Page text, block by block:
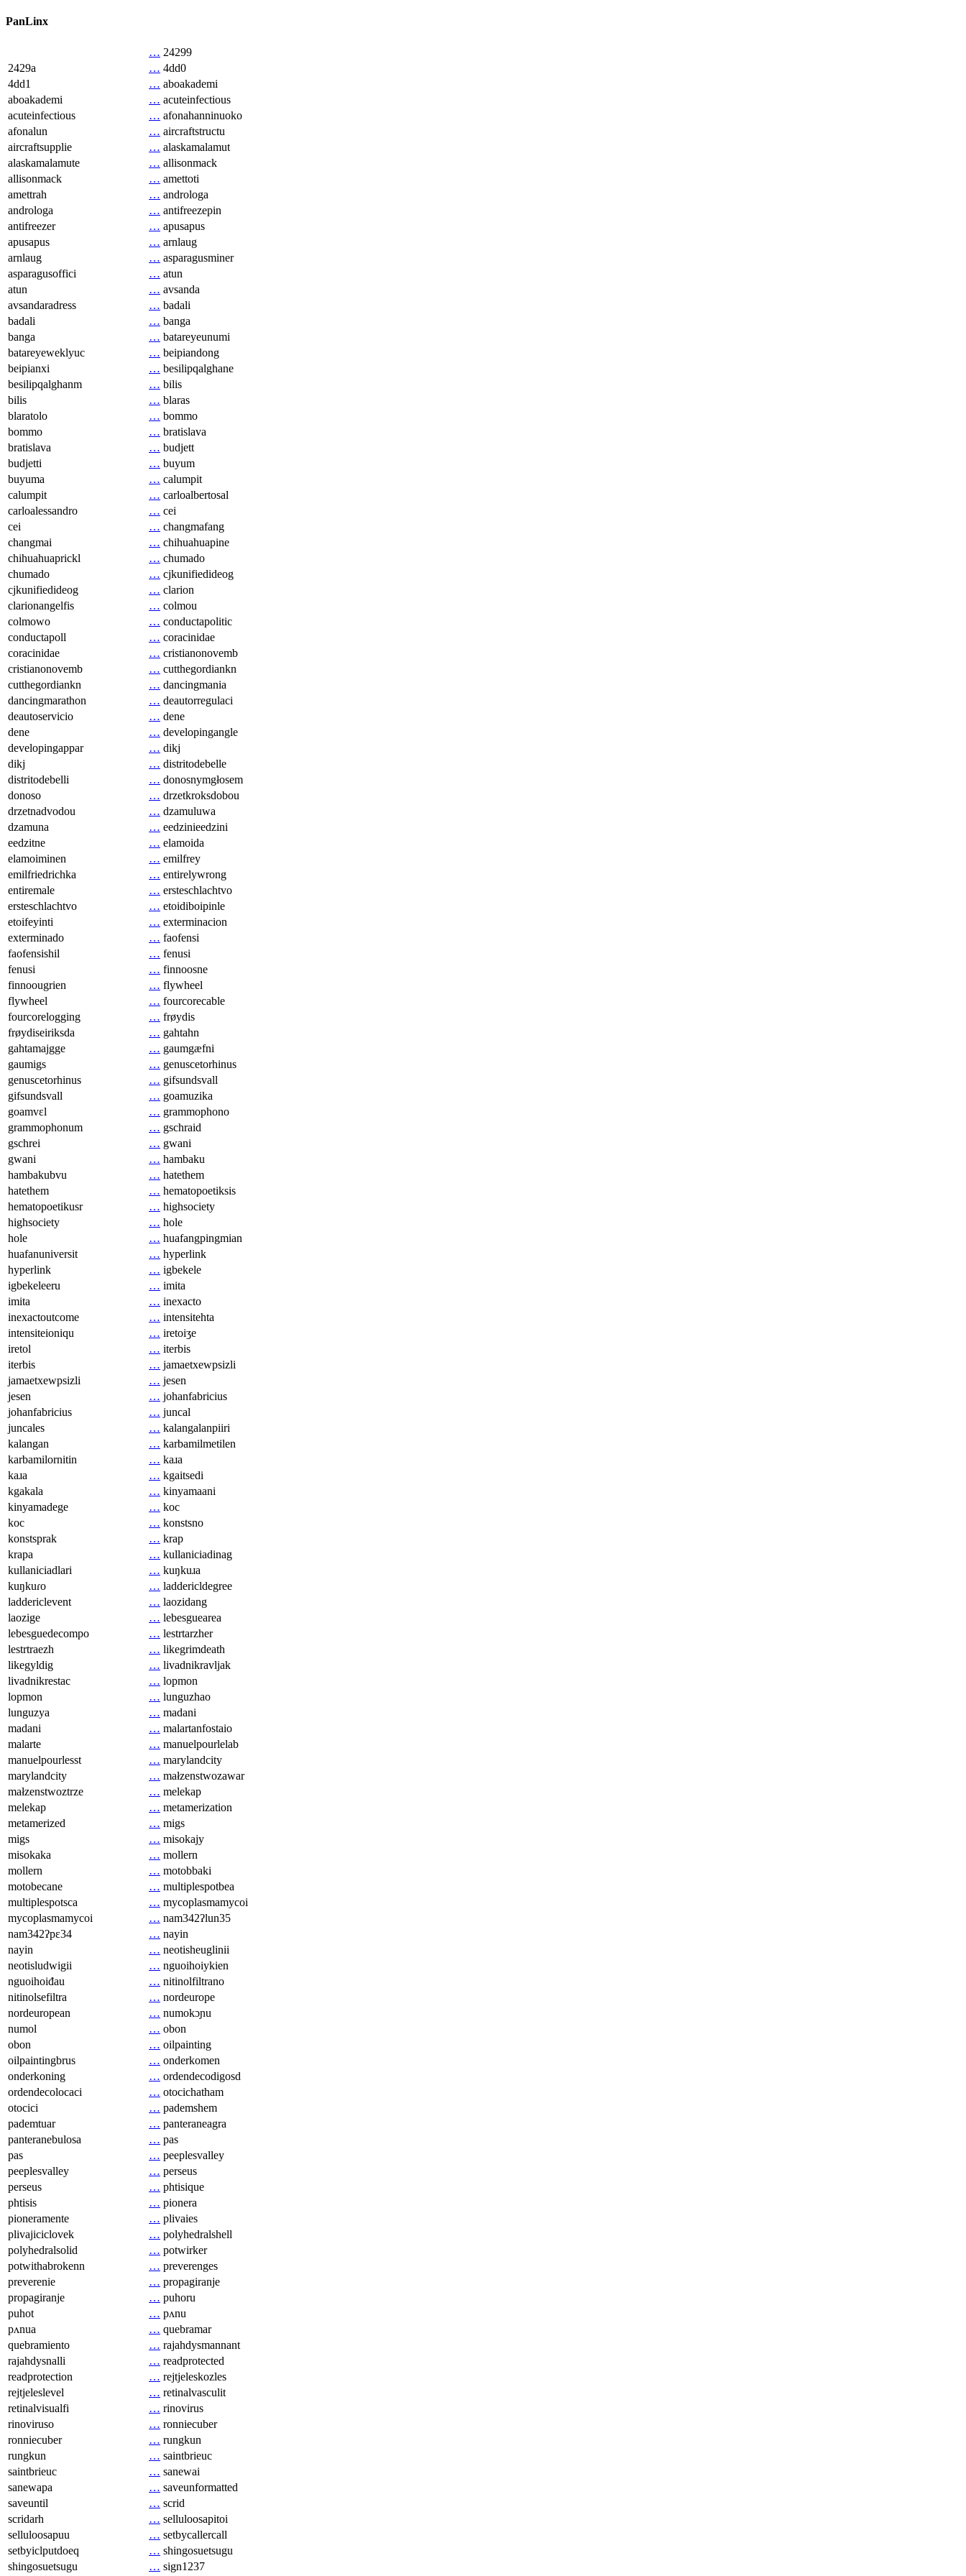
PanLinx
… 24299
2429a
… 4dd0
4dd1
… aboakademi
aboakademi
… acuteinfectious
acuteinfectious
… afonahanninuoko
afonalun
… aircraftstructu
aircraftsupplie
… alaskamalamut
alaskamalamute
… allisonmack
allisonmack
… amettoti
amettrah
… androloga
androloga
… antifreezepin
antifreezer
… apusapus
apusapus
… arnlaug
arnlaug
… asparagusminer
asparagusoffici
… atun
atun
… avsanda
avsandaradress
… badali
badali
… banga
banga
… batareyeunumi
batareyeweklyuc
… beipiandong
beipianxi
… besilipqalghane
besilipqalghanm
… bilis
bilis
… blaras
blaratolo
… bommo
bommo
… bratislava
bratislava
… budjett
budjetti
… buyum
buyuma
… calumpit
calumpit
… carloalbertosal
carloalessandro
… cei
cei
… changmafang
changmai
… chihuahuapine
chihuahuaprickl
… chumado
chumado
… cjkunifiedideog
cjkunifiedideog
… clarion
clarionangelfis
… colmou
colmowo
… conductapolitic
conductapoll
… coracinidae
coracinidae
… cristianonovemb
cristianonovemb
… cutthegordiankn
cutthegordiankn
… dancingmania
dancingmarathon
… deautorregulaci
deautoservicio
… dene
dene
… developingangle
developingappar
… dikj
dikj
… distritodebelle
distritodebelli
… donosnymgłosem
donoso
… drzetkroksdobou
drzetnadvodou
… dzamuluwa
dzamuna
… eedzinieedzini
eedzitne
… elamoida
elamoiminen
… emilfrey
emilfriedrichka
… entirelywrong
entiremale
… ersteschlachtvo
ersteschlachtvo
… etoidiboipinle
etoifeyinti
… exterminacion
exterminado
… faofensi
faofensishil
… fenusi
fenusi
… finnoosne
finnoougrien
… flywheel
flywheel
… fourcorecable
fourcorelogging
… frøydis
frøydiseiriksda
… gahtahn
gahtamajgge
… gaumgæfni
gaumigs
… genuscetorhinus
genuscetorhinus
… gifsundsvall
gifsundsvall
… goamuzika
goamvɛl
… grammophono
grammophonum
… gschraid
gschrei
… gwani
gwani
… hambaku
hambakubvu
… hatethem
hatethem
… hematopoetiksis
hematopoetikusr
… highsociety
highsociety
… hole
hole
… huafangpingmian
huafanuniversit
… hyperlink
hyperlink
… igbekele
igbekeleeru
… imita
imita
… inexacto
inexactoutcome
… intensitehta
intensiteioniqu
… iretoiʒe
iretol
… iterbis
iterbis
… jamaetxewpsizli
jamaetxewpsizli
… jesen
jesen
… johanfabricius
johanfabricius
… juncal
juncales
… kalangalanpiiri
kalangan
… karbamilmetilen
karbamilornitin
… kaɹa
kaɹa
… kgaitsedi
kgakala
… kinyamaani
kinyamadege
… koc
koc
… konstsno
konstsprak
… krap
krapa
… kullaniciadinag
kullaniciadlari
… kuŋkuɹa
kuŋkuɾo
… laddericldegree
laddericlevent
… laozidang
laozige
… lebesguearea
lebesguedecompo
… lestrtarzher
lestrtraezh
… likegrimdeath
likegyldig
… livadnikravljak
livadnikrestac
… lopmon
lopmon
… lunguzhao
lunguzya
… madani
madani
… malartanfostaio
malarte
… manuelpourlelab
manuelpourlesst
… marylandcity
marylandcity
… małzenstwozawar
małzenstwoztrze
… melekap
melekap
… metamerization
metamerized
… migs
migs
… misokajy
misokaka
… mollern
mollern
… motobbaki
motobecane
… multiplespotbea
multiplespotsca
… mycoplasmamycoi
mycoplasmamycoi
… nam342ʔlun35
nam342ʔpɛ34
… nayin
nayin
… neotisheuglinii
neotisludwigii
… nguoihoiykien
nguoihoiđau
… nitinolfiltrano
nitinolsefiltra
… nordeurope
nordeuropean
… numokɔɲu
numol
… obon
obon
… oilpainting
oilpaintingbrus
… onderkomen
onderkoning
… ordendecodigosd
ordendecolocaci
… otocichatham
otocici
… pademshem
pademtuar
… panteraneagra
panteranebulosa
… pas
pas
… peeplesvalley
peeplesvalley
… perseus
perseus
… phtisique
phtisis
… pionera
pioneramente
… plivaies
plivajiciclovek
… polyhedralshell
polyhedralsolid
… potwirker
potwithabrokenn
… preverenges
preverenie
… propagiranje
propagiranje
… puhoru
puhot
… pʌnu
pʌnua
… quebramar
quebramiento
… rajahdysmannant
rajahdysnalli
… readprotected
readprotection
… rejtjeleskozles
rejtjeleslevel
… retinalvasculit
retinalvisualfi
… rinovirus
rinoviruso
… ronniecuber
ronniecuber
… rungkun
rungkun
… saintbrieuc
saintbrieuc
… sanewai
sanewapa
… saveunformatted
saveuntil
… scrid
scridarh
… selluloosapitoi
selluloosapuu
… setbycallercall
setbyiclputdoeq
… shingosuetsugu
shingosuetsugu
… sign1237